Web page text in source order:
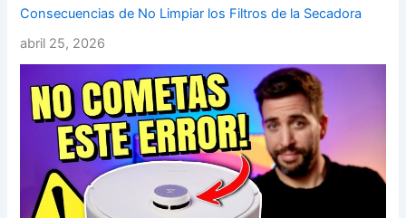
Consecuencias de No Limpiar los Filtros de la Secadora
abril 25, 2026